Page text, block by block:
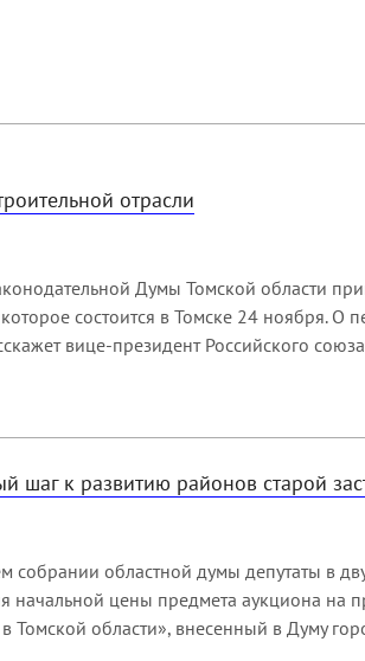
отрасли
Думы Томской области
состоится в Томске 24 ноября. О
вице-президент Российского
шаг к развитию районов старой
собрании областной думы депутаты в
начальной цены предмета аукциона на
Томской области», внесенный в Думу